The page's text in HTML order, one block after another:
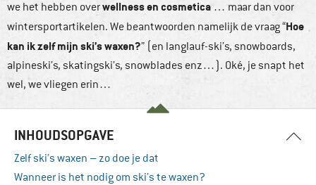
we het hebben overwellness en cosmetica … maar dan voor
wintersportartikelen. We beantwoorden namelijk de vraag “Hoe
kan ik zelf mijn ski’s waxen?” (en langlauf-ski’s, snowboards,
alpineski’s, skatingski’s, snowblades enz…). Oké, je snapt het
wel, we vliegen erin…
INHOUDSOPGAVE
Zelf ski’s waxen – zo doe je dat
Wanneer is het nodig om ski’s te waxen?